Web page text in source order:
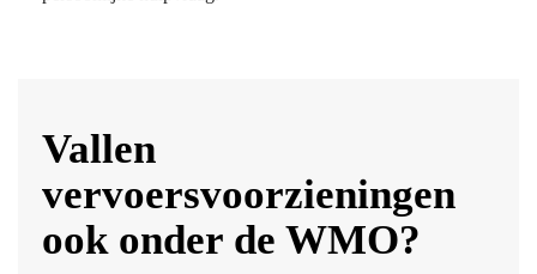
Vallen
vervoersvoorzieningen
ook onder de WMO?